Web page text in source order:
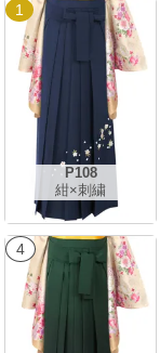
1
P108
紺×刺繍
4